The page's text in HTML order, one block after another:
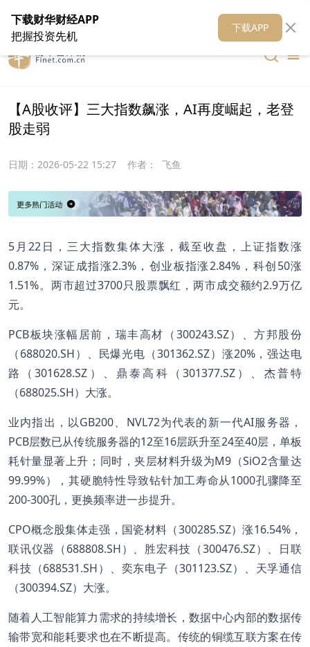
在线客服 关于我们 财华媒体矩阵 财华智库
【A股收评】三大指数飙涨，AI再度崛起，老登
股走弱
日期： 2026-05-22 15:27 作者： 飞鱼
5月22日，三大指数集体大涨，截至收盘，上证指数涨
0.87%，深证成指涨2.3%，创业板指涨2.84%，科创50涨
1.51%。两市超过3700只股票飘红，两市成交额约2.9万亿
元。
PCB板块涨幅居前，瑞丰高材（300243.SZ）、方邦股份
（688020.SH）、民爆光电（301362.SZ）涨20%，强达电
路（301628.SZ）、鼎泰高科（301377.SZ）、杰普特
（688025.SH）大涨。
业内指出，以GB200、NVL72为代表的新一代AI服务器，
PCB层数已从传统服务器的12至16层跃升至24至40层，单板
耗针量显著上升；同时，夹层材料升级为M9（SiO2含量达
99.99%），其硬脆特性导致钻针加工寿命从1000孔骤降至
200-300孔，更换频率进一步提升。
CPO概念股集体走强，国瓷材料（300285.SZ）涨16.54%，
联讯仪器（688808.SH）、胜宏科技（300476.SZ）、日联
科技（688531.SH）、奕东电子（301123.SZ）、天孚通信
（300394.SZ）大涨。
随着人工智能算力需求的持续增长，数据中心内部的数据传
输带宽和能耗要求也在不断提高。传统的铜缆互联方案在传
下载财华财经APP
把握投资先机
下载APP